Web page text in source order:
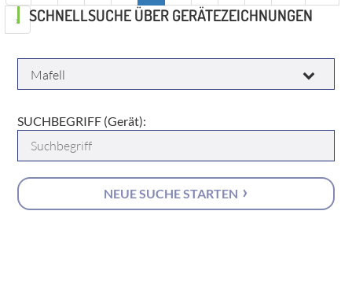
»
SCHNELLSUCHE ÜBER GERÄTEZEICHNUNGEN
HERSTELLER:
SUCHBEGRIFF (Gerät):
NEUE SUCHE STARTEN